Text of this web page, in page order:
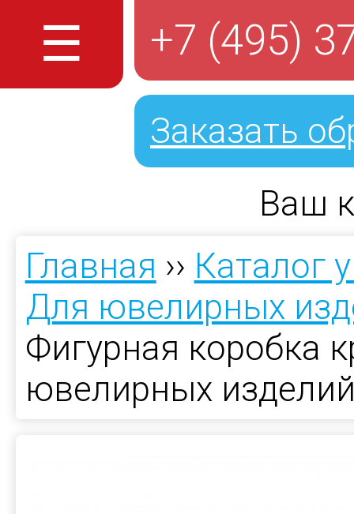
☰ +7 (495)
Заказать
Ваш
Главная ›› Каталог
Для ювелирных
Фигурная коробка
ювелирных